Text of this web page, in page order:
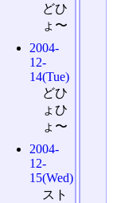
どひ
ょ〜
2004-
12-
14(Tue)
どひ
ょひ
ょ〜
2004-
12-
15(Wed)
スト